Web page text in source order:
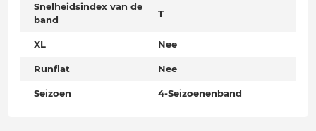
Snelheidsindex van de
band
T
XL Nee
Runflat Nee
Seizoen 4-Seizoenenband